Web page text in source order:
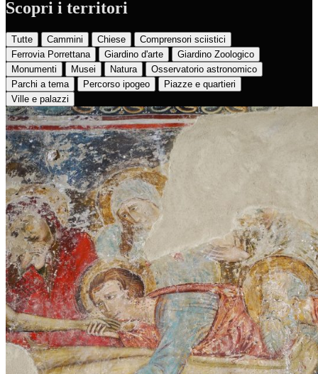
Scopri i territori
Tutte Cammini Chiese
Comprensori sciistici
Ferrovia Porrettana
Giardino d'arte
Giardino Zoologico
Monumenti
Musei Natura
Osservatorio astronomico
Parchi a tema
Percorso ipogeo
Piazze e quartieri
Ville e palazzi